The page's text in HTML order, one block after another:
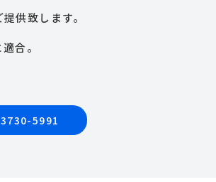
供致します。
合。
5991